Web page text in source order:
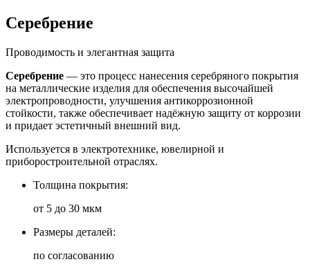
Серебрение
Проводимость и элегантная защита
Серебрение — это процесс нанесения серебряного покрытия
на металлические изделия для обеспечения высочайшей
электропроводности, улучшения антикоррозионной
стойкости, также обеспечивает надёжную защиту от коррозии
и придает эстетичный внешний вид.
Используется в электротехнике, ювелирной и
приборостроительной отраслях.
Толщина покрытия:
от 5 до 30 мкм
Размеры деталей:
по согласованию